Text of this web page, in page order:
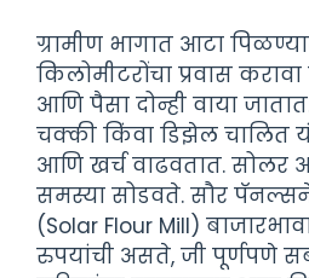
ग्रामीण भागात आटा
किलोमीटरोंचा प्रवास
आणि पैसा दोन्ही वाया
चक्की किंवा डिझेल चालित
आणि खर्च वाढवतात. सोलर
समस्या सोडवते. सौर
(Solar Flour Mill)
रुपयांची असते, जी पूर्णपणे